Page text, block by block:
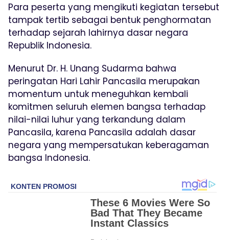
Para peserta yang mengikuti kegiatan tersebut
tampak tertib sebagai bentuk penghormatan
terhadap sejarah lahirnya dasar negara
Republik Indonesia.
Menurut Dr. H. Unang Sudarma bahwa
peringatan Hari Lahir Pancasila merupakan
momentum untuk meneguhkan kembali
komitmen seluruh elemen bangsa terhadap
nilai-nilai luhur yang terkandung dalam
Pancasila, karena Pancasila adalah dasar
negara yang mempersatukan keberagaman
bangsa Indonesia.